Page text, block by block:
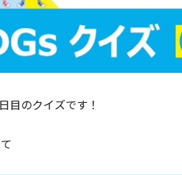
目のクイズです！